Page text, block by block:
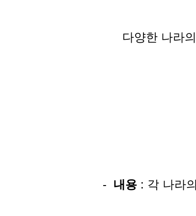
다양한 나라
- 내용 : 각 나라